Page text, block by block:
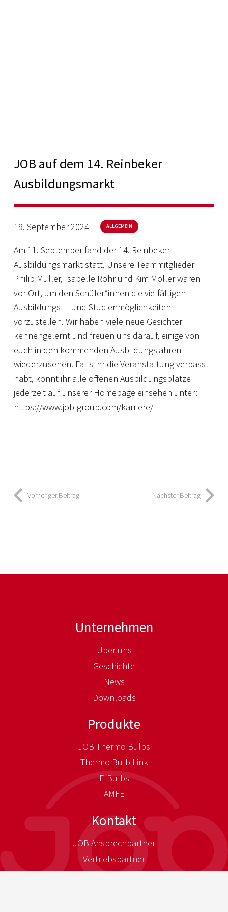
JOB auf dem 14. Reinbeker
Ausbildungsmarkt
19. September 2024 ALLGEMEIN
Am 11. September fand der 14. Reinbeker
Ausbildungsmarkt statt. Unsere Teammitglieder
Philip Müller, Isabelle Röhr und Kim Möller waren
vor Ort, um den Schüler*innen die vielfältigen
Ausbildungs – und Studienmöglichkeiten
vorzustellen. Wir haben viele neue Gesichter
kennengelernt und freuen uns darauf, einige von
euch in den kommenden Ausbildungsjahren
wiederzusehen. Falls ihr die Veranstaltung verpasst
habt, könnt ihr alle offenen Ausbildungsplätze
jederzeit auf unserer Homepage einsehen unter:
https://www.job-group.com/karriere/
Vorheriger Beitrag Nächster Beitrag
Unternehmen
Über uns
Geschichte
News
Downloads
Produkte
JOB Thermo Bulbs
Thermo Bulb Link
E-Bulbs
AMFE
Kontakt
JOB Ansprechpartner
Vertriebspartner
Ihr Weg zu uns